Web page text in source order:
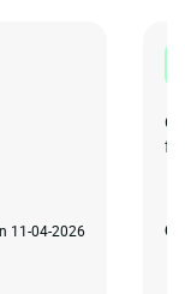
11-04-2026